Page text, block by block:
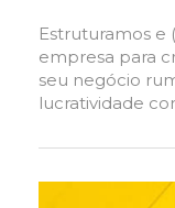
Estruturamos e
empresa para
seu negócio
lucratividade